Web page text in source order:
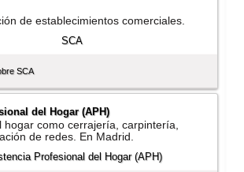
de establecimientos comerciales.
SCA
del Hogar (APH)
hogar como cerrajerí­a, carpinterí­a,
de redes. En Madrid.